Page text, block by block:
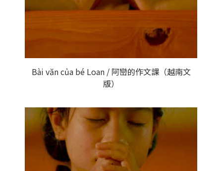
Bài văn của bé Loan / 阿巒的作文課（越南文
版）